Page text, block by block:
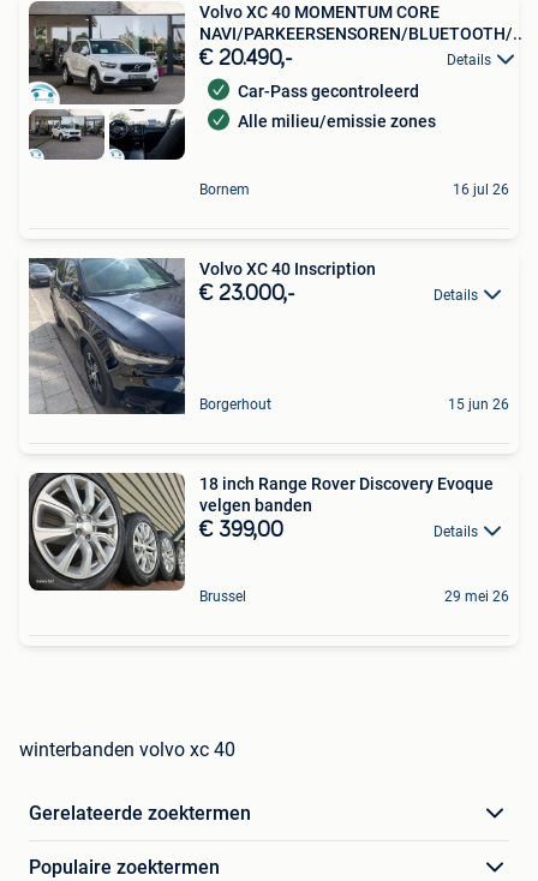
Volvo XC 40 MOMENTUM CORE
NAVI/PARKEERSENSOREN/BLUETOOTH/..
€ 20.490,- Details
Car-Pass gecontroleerd
Alle milieu/emissie zones
Bornem 16 jul 26
Volvo XC 40 Inscription
€ 23.000,- Details
Borgerhout 15 jun 26
18 inch Range Rover Discovery Evoque
velgen banden
€ 399,00 Details
Brussel 29 mei 26
winterbanden volvo xc 40
Gerelateerde zoektermen
Populaire zoektermen